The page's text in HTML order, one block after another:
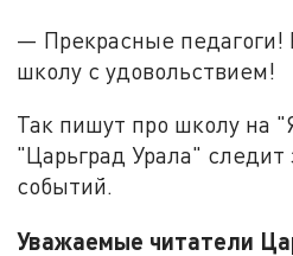
— Прекрасные педагоги!
школу с удовольствием!
Так пишут про школу на
"Царьград Урала" следит
событий.
Уважаемые читатели